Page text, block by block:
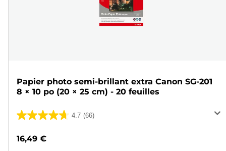
Papier photo semi-brillant extra Canon SG-201
8 × 10 po (20 × 25 cm) - 20 feuilles
4.7 (66)
4.7
5
16,49 €